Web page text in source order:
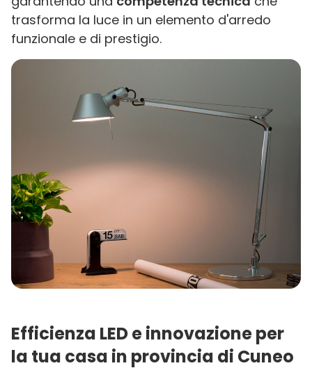
trasforma la luce in un elemento d'arredo
funzionale e di prestigio.
Efficienza LED e innovazione per
la tua casa in provincia di Cuneo